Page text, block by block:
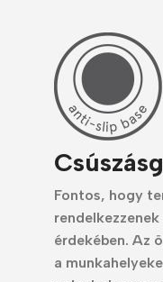
Fontos, hogy
érdekében. Az
a